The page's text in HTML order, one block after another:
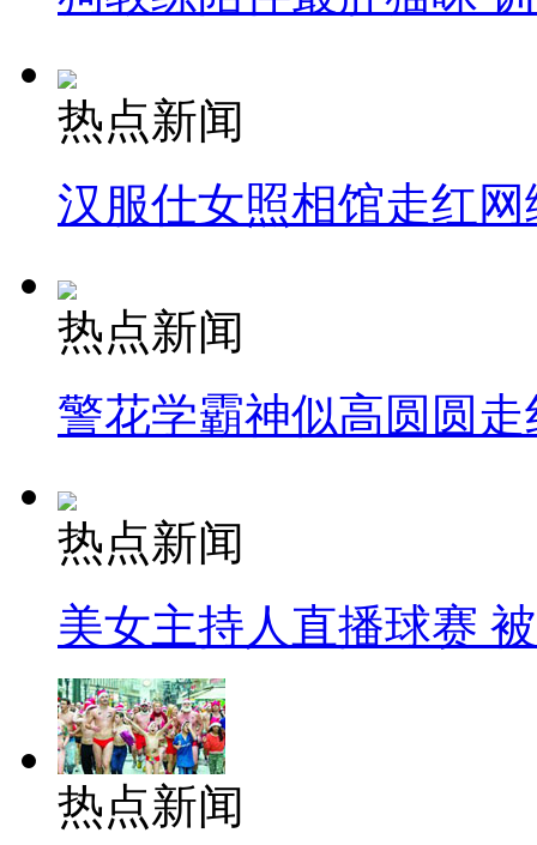
热点新闻
汉服仕女照相馆走红网
热点新闻
警花学霸神似高圆圆走
热点新闻
美女主持人直播球赛
热点新闻